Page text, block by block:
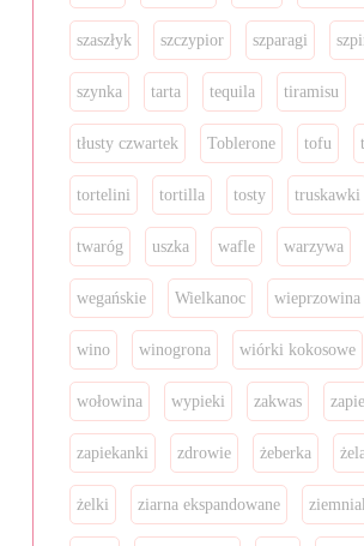
szaszłyk szczypior szparagi
szynka tarta tequila tiramisu
tłusty czwartek Toblerone tofu
tortelini tortilla tosty truskawki
twaróg uszka wafle warzywa
wegańskie Wielkanoc wieprzowina
wino winogrona wiórki kokosowe
wołowina wypieki zakwas
zapiekanki zdrowie żeberka
żelki ziarna ekspandowane